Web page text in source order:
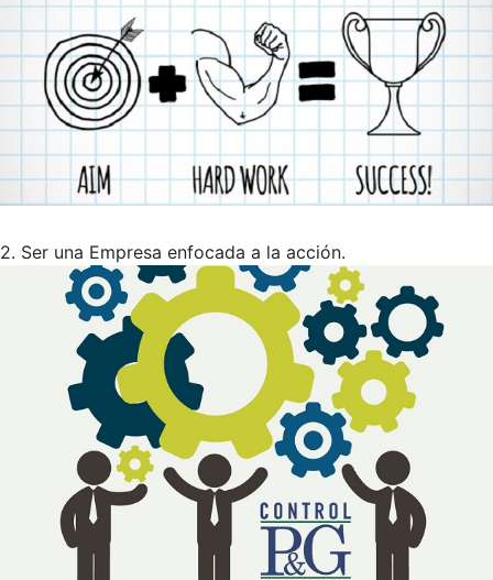
2. Ser una Empresa enfocada a la acción.